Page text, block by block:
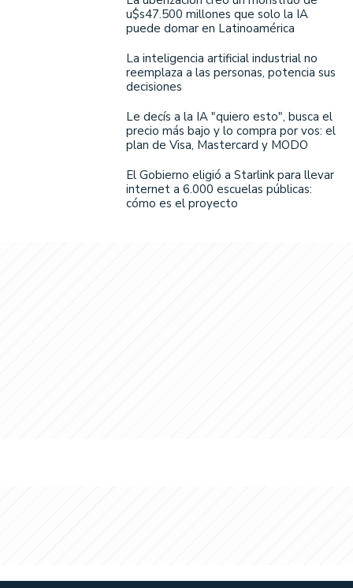
u$s47.500 millones que solo la IA
puede domar en Latinoamérica
La inteligencia artificial industrial no
reemplaza a las personas, potencia sus
decisiones
Le decís a la IA "quiero esto", busca el
precio más bajo y lo compra por vos: el
plan de Visa, Mastercard y MODO
El Gobierno eligió a Starlink para llevar
internet a 6.000 escuelas públicas:
cómo es el proyecto